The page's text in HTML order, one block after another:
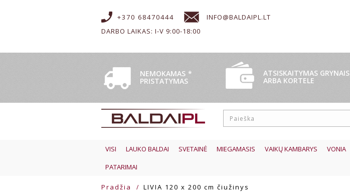
+370 68470444
INFO@BALDAIPL.LT
DARBO LAIKAS: I-V 9:00-18:00
NEMOKAMAS
PRISTATYMAS
* ATSISKAITYMAS GRYNAIS
ARBA KORTELE
VISI LAUKO BALDAI SVETAINĖ MIEGAMASIS VAIKŲ KAMBARYS VONIA
PATARIMAI
Pradžia LIVIA 120 x 200 cm čiužinys